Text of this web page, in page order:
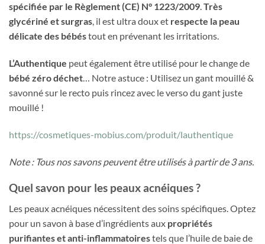
spécifiée par le Règlement (CE) N° 1223/2009.Très
glycériné et surgras, il est ultra doux et respecte la peau
délicate des bébéstout en prévenant les irritations.
L’Authentique peut également être utilisé pour le change de
bébé zéro déchet… Notre astuce : Utilisez un gant mouillé &
savonné sur le recto puis rincez avec le verso du gant juste
mouillé !
https://cosmetiques-mobius.com/produit/lauthentique
Note : Tous nos savons peuvent être utilisés à partir de 3 ans.
Quel savon pour les peaux acnéiques ?
Les peaux acnéiques nécessitent des soins spécifiques. Optez
pour un savon à base d’ingrédients aux propriétés
purifiantes et anti-inflammatoirestels que l’huile de baie de